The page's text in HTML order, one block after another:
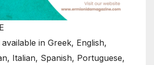
in Greek, English,
Italian, Spanish, Portuguese,